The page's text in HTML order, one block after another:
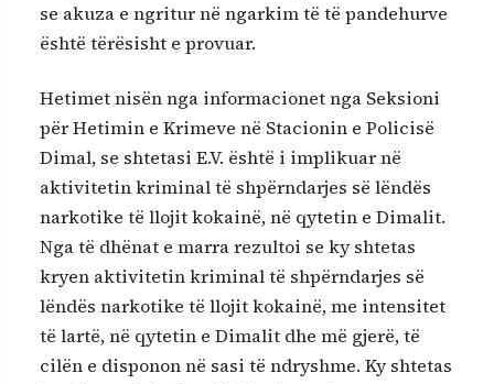
se akuza e ngritur në ngarkim të të pandehurve
është tërësisht e provuar.
Hetimet nisën nga informacionet nga Seksioni
për Hetimin e Krimeve në Stacionin e Policisë
Dimal, se shtetasi E.V. është i implikuar në
aktivitetin kriminal të shpërndarjes së lëndës
narkotike të llojit kokainë, në qytetin e Dimalit.
Nga të dhënat e marra rezultoi se ky shtetas
kryen aktivitetin kriminal të shpërndarjes së
lëndës narkotike të llojit kokainë, me intensitet
të lartë, në qytetin e Dimalit dhe më gjerë, të
cilën e disponon në sasi të ndryshme. Ky shtetas